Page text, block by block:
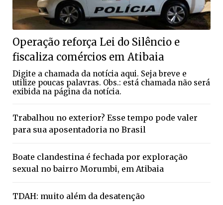
Operação reforça Lei do Silêncio e
fiscaliza comércios em Atibaia
Digite a chamada da notícia aqui. Seja breve e
utilize poucas palavras. Obs.: está chamada não será
exibida na página da notícia.
Trabalhou no exterior? Esse tempo pode valer
para sua aposentadoria no Brasil
Boate clandestina é fechada por exploração
sexual no bairro Morumbi, em Atibaia
TDAH: muito além da desatenção